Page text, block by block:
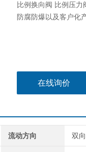
比例换向阀 比例压力
防腐防爆以及客户化
在线询价
流动方向 双向